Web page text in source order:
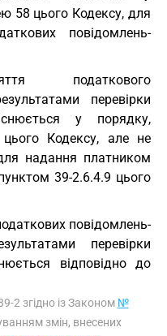
58 цього Кодексу, для
повідомлень-
податкового
перевірки
у порядку,
Кодексу, але не
надання платником
39-2.6.4.9 цього
повідомлень-
перевірки
відповідно до
2 згідно із Законом №
змін, внесених